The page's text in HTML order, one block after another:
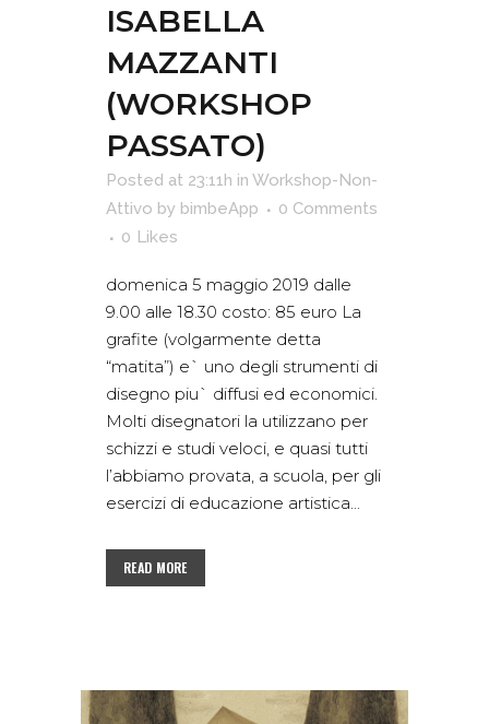
ISABELLA
MAZZANTI
(WORKSHOP
PASSATO)
Posted at 23:11h in Workshop-Non-
Attivo by bimbeApp
0 Comments
0 Likes
domenica 5 maggio 2019 dalle
9.00 alle 18.30 costo: 85 euro La
grafite (volgarmente detta
“matita”) e` uno degli strumenti di
disegno piu` diffusi ed economici.
Molti disegnatori la utilizzano per
schizzi e studi veloci, e quasi tutti
l’abbiamo provata, a scuola, per gli
esercizi di educazione artistica...
READ MORE